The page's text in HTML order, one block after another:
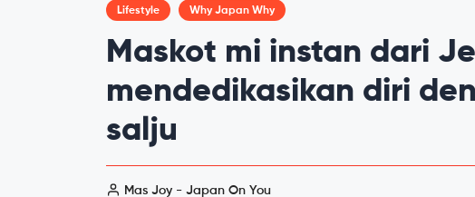
Lifestyle Why Japan Why
Maskot mi instan dari
mendedikasikan diri
salju
Mas Joy - Japan On You